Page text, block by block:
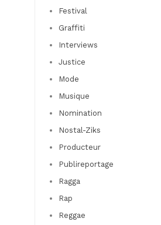
Festival
Graffiti
Interviews
Justice
Mode
Musique
Nomination
Nostal-Ziks
Producteur
Publireportage
Ragga
Rap
Reggae